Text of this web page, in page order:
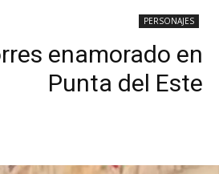
PERSONAJES
enamorado en
Punta del Este